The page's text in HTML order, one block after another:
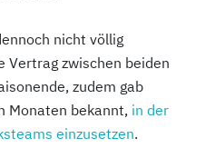
nicht völlig
Vertrag zwischen beiden
zudem gab
Monaten bekannt, in der
einzusetzen.